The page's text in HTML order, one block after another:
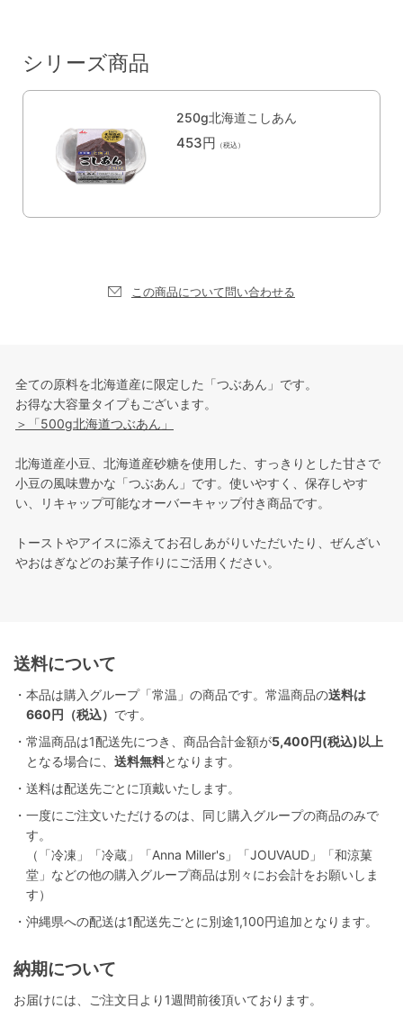
シリーズ商品
250g北海道こしあん
453円 （税込）
この商品について問い合わせる
全ての原料を北海道産に限定した「つぶあん」です。
お得な大容量タイプもございます。
＞「500g北海道つぶあん」
北海道産小豆、北海道産砂糖を使用した、すっきりとした甘さで
小豆の風味豊かな「つぶあん」です。使いやすく、保存しやす
い、リキャップ可能なオーバーキャップ付き商品です。
トーストやアイスに添えてお召しあがりいただいたり、ぜんざい
やおはぎなどのお菓子作りにご活用ください。
送料について
・本品は購入グループ「常温」の商品です。常温商品の送料は
660円（税込） です。
・常温商品は1配送先につき、商品合計金額が5,400円(税込)以上
となる場合に、 送料無料となります。
・送料は配送先ごとに頂戴いたします。
・一度にご注文いただけるのは、同じ購入グループの商品のみで
す。
（「冷凍」「冷蔵」「Anna Miller's」「JOUVAUD」「和涼菓
堂」などの他の購入グループ商品は別々にお会計をお願いしま
す）
・沖縄県への配送は1配送先ごとに別途1,100円追加となります。
納期について
お届けには、ご注文日より1週間前後頂いております。